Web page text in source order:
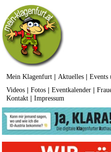
Mein Klagenfurt | Aktuelles |Events
Videos |Fotos |Eventkalender |
Kontakt |Impressum